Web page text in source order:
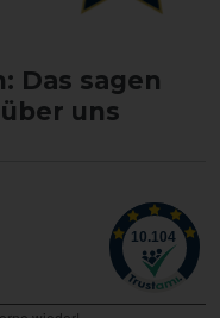
Das sagen
uns